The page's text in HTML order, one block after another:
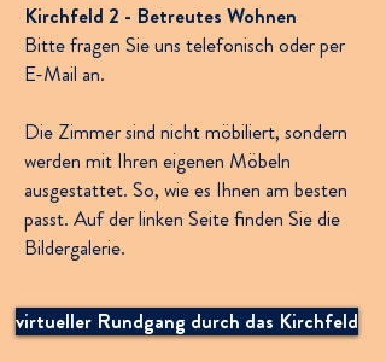
Kirchfeld 2 - Betreutes Wohnen
Bitte fragen Sie uns telefonisch oder per
E-Mail an.
Die Zimmer sind nicht möbiliert, sondern
werden mit Ihren eigenen Möbeln
ausgestattet. So, wie es Ihnen am besten
passt. Auf der linken Seite finden Sie die
Bildergalerie.
virtueller Rundgang durch das Kirchfeld